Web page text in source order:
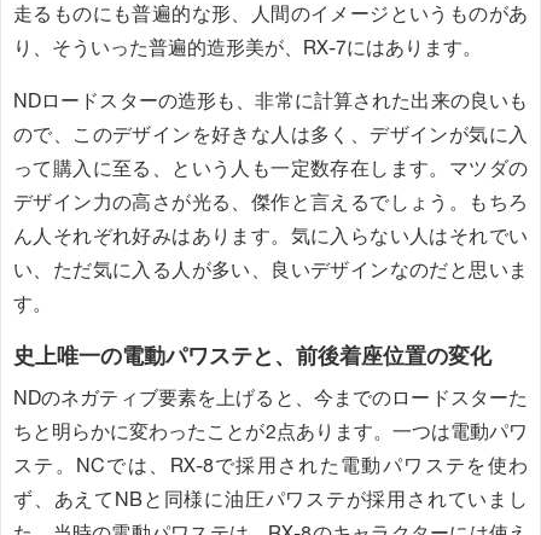
走るものにも普遍的な形、人間のイメージというものがあ
り、そういった普遍的造形美が、RX-7にはあります。
NDロードスターの造形も、非常に計算された出来の良いも
ので、このデザインを好きな人は多く、デザインが気に入
って購入に至る、という人も一定数存在します。マツダの
デザイン力の高さが光る、傑作と言えるでしょう。もちろ
ん人それぞれ好みはあります。気に入らない人はそれでい
い、ただ気に入る人が多い、良いデザインなのだと思いま
す。
史上唯一の電動パワステと、前後着座位置の変化
NDのネガティブ要素を上げると、今までのロードスターた
ちと明らかに変わったことが2点あります。一つは電動パワ
ステ。NCでは、RX-8で採用された電動パワステを使わ
ず、あえてNBと同様に油圧パワステが採用されていまし